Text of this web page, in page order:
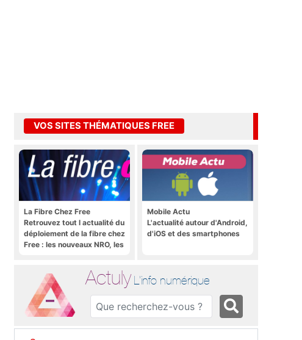
VOS SITES THÉMATIQUES FREE
La Fibre Chez Free
Retrouvez tout l actualité du
déploiement de la fibre chez
Free : les nouveaux NRO, les
Mobile Actu
L'actualité autour d'Android,
d'iOS et des smartphones
Actuly L'info numérique